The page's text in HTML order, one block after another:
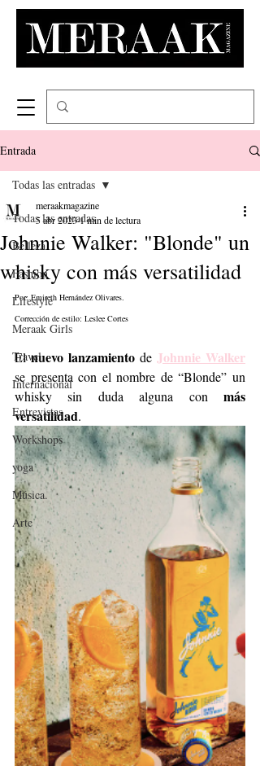
Entrada
Todas las entradas
Belleza
Fashion
Lifestyle
Meraak Girls
Travel
Internacional
Entrevistas
Workshops
yoga
Música.
Arte
Todas las entradas
Johnnie Walker: "Blonde" un
whisky con más versatilidad
meraakmagazine
5 abr 20231 min de lectura
Por: Emireth Hernández Olivares.
Corrección de estilo: Leslee Cortes
El nuevo lanzamiento de Johnnie Walker
se presenta con el nombre de “Blonde” un
whisky sin duda alguna con más
versatilidad.